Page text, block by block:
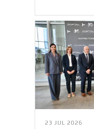
23 JUL 2026